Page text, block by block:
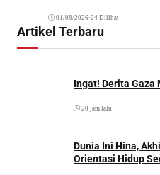
01/08/2026•24 Dilihat
Artikel Terbaru
Ingat! Derita Gaza
20 jam lalu
Dunia Ini Hina,
Orientasi Hidup